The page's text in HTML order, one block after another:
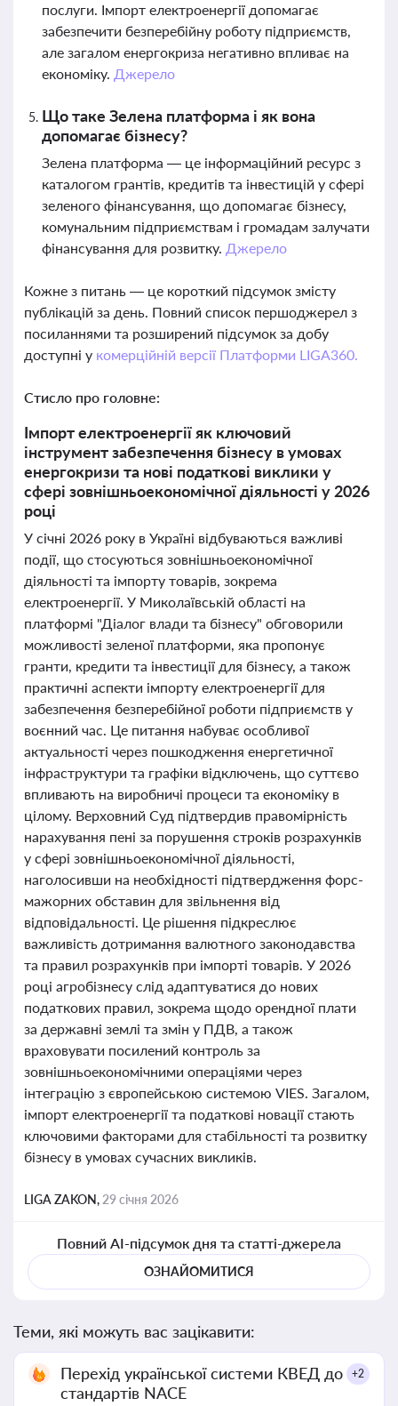
послуги. Імпорт електроенергії допомагає
забезпечити безперебійну роботу підприємств,
але загалом енергокриза негативно впливає на
економіку. Джерело
Що таке Зелена платформа і як вона
допомагає бізнесу?
Зелена платформа — це інформаційний ресурс з
каталогом грантів, кредитів та інвестицій у сфері
зеленого фінансування, що допомагає бізнесу,
комунальним підприємствам і громадам залучати
фінансування для розвитку. Джерело
Кожне з питань — це короткий підсумок змісту
публікацій за день. Повний список першоджерел з
посиланнями та розширений підсумок за добу
доступні у комерційній версії Платформи LIGA360.
Стисло про головне:
Імпорт електроенергії як ключовий
інструмент забезпечення бізнесу в умовах
енергокризи та нові податкові виклики у
сфері зовнішньоекономічної діяльності у 2026
році
У січні 2026 року в Україні відбуваються важливі
події, що стосуються зовнішньоекономічної
діяльності та імпорту товарів, зокрема
електроенергії. У Миколаївській області на
платформі "Діалог влади та бізнесу" обговорили
можливості зеленої платформи, яка пропонує
гранти, кредити та інвестиції для бізнесу, а також
практичні аспекти імпорту електроенергії для
забезпечення безперебійної роботи підприємств у
воєнний час. Це питання набуває особливої
актуальності через пошкодження енергетичної
інфраструктури та графіки відключень, що суттєво
впливають на виробничі процеси та економіку в
цілому. Верховний Суд підтвердив правомірність
нарахування пені за порушення строків розрахунків
у сфері зовнішньоекономічної діяльності,
наголосивши на необхідності підтвердження форс-
мажорних обставин для звільнення від
відповідальності. Це рішення підкреслює
важливість дотримання валютного законодавства
та правил розрахунків при імпорті товарів. У 2026
році агробізнесу слід адаптуватися до нових
податкових правил, зокрема щодо орендної плати
за державні землі та змін у ПДВ, а також
враховувати посилений контроль за
зовнішньоекономічними операціями через
інтеграцію з європейською системою VIES. Загалом,
імпорт електроенергії та податкові новації стають
ключовими факторами для стабільності та розвитку
бізнесу в умовах сучасних викликів.
LIGA ZAKON, 29 січня 2026
Повний AI-підсумок дня та статті-джерела
ОЗНАЙОМИТИСЯ
Теми, які можуть вас зацікавити:
Перехід української системи КВЕД до
стандартів NACE
+2